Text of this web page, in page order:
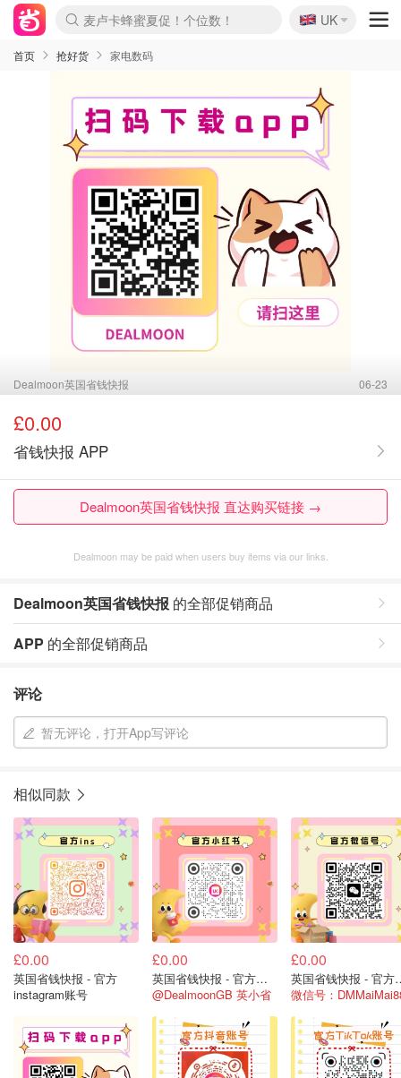
麦卢卡蜂蜜夏促！个位数！
Prada/Miu 4.8折！
啥？必胜客披萨5折！
🇬🇧
UK
首页 抢好货 家电数码
Dealmoon英国省钱快报 06-23
£0.00
省钱快报 APP
Dealmoon英国省钱快报 直达购买链接 →
Dealmoon may be paid when users buy items via our links.
Dealmoon英国省钱快报 的全部促销商品
APP 的全部促销商品
评论
暂无评论，打开App写评论
相似同款
£0.00
英国省钱快报 - 官方
instagram账号
£0.00
英国省钱快报 - 官方小红书
@DealmoonGB 英小省
£0.00
英国省
微信号：